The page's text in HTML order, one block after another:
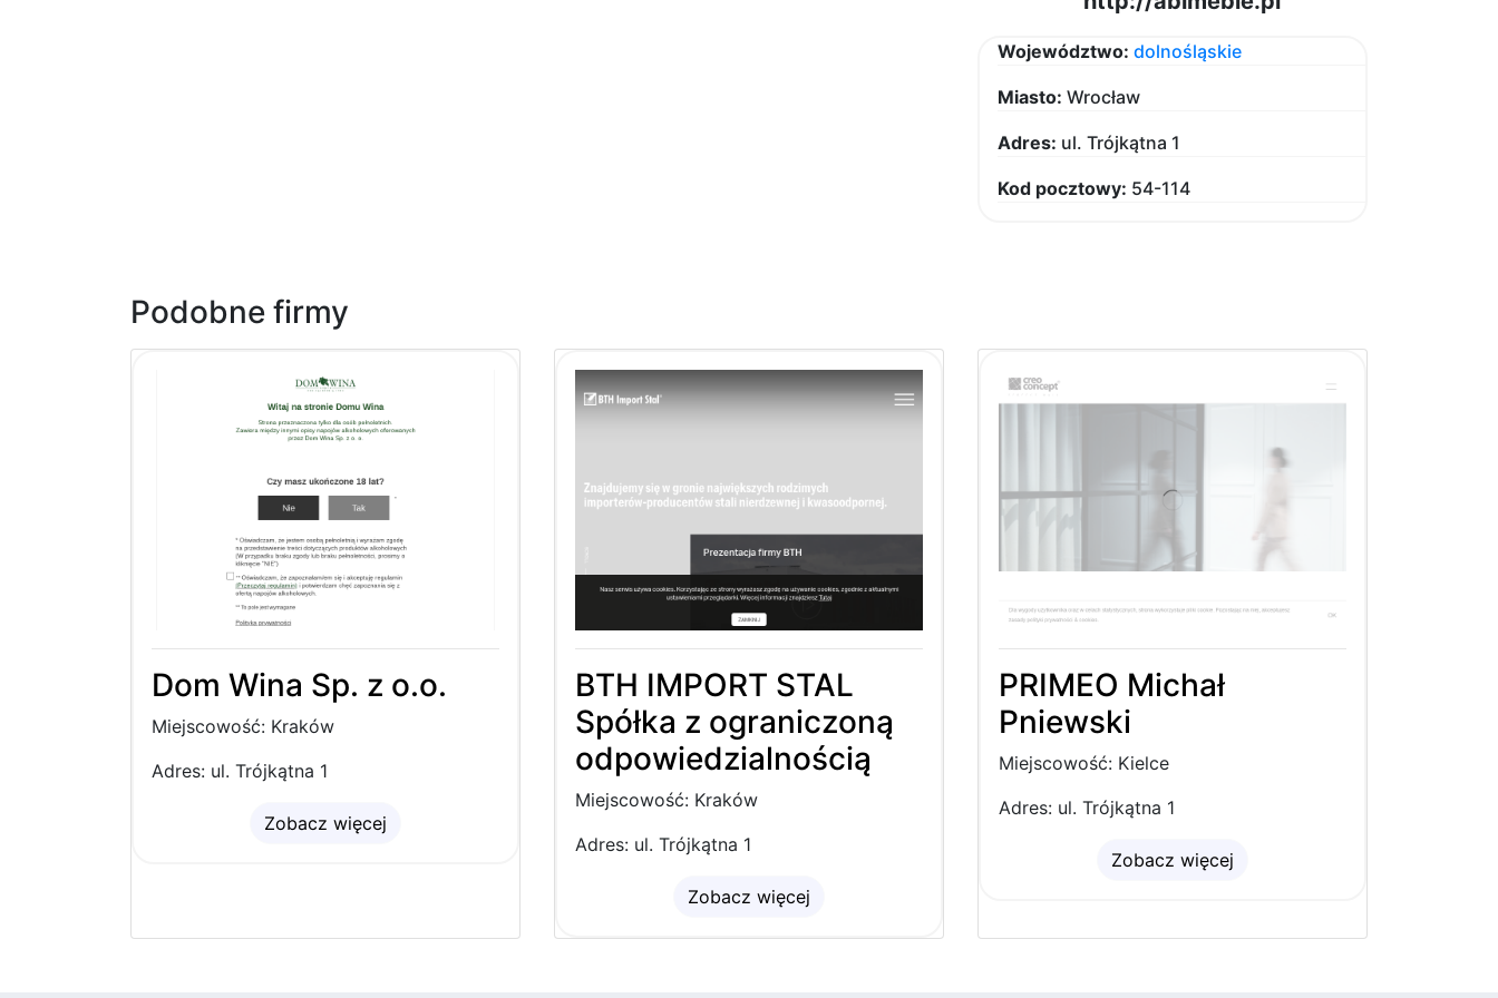
Województwo: dolnośląskie
Miasto: Wrocław
Adres: ul. Trójkątna 1
Kod pocztowy: 54-114
Podobne firmy
Dom Wina Sp. z o.o.
Miejscowość: Kraków
Adres: ul. Trójkątna 1
Zobacz więcej
BTH IMPORT STAL
Spółka z ograniczoną
odpowiedzialnością
Miejscowość: Kraków
Adres: ul. Trójkątna 1
Zobacz więcej
PRIMEO Michał
Pniewski
Miejscowość: Kielce
Adres: ul. Trójkątna 1
Zobacz więcej